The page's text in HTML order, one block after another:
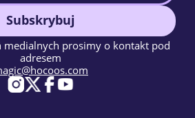
Subskrybuj
medialnych prosimy o kontakt pod
adresem